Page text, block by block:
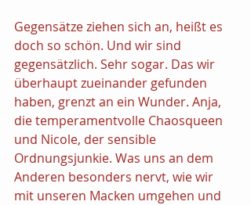
Gegensätze ziehen sich an, heißt es
doch so schön. Und wir sind
gegensätzlich. Sehr sogar. Das wir
überhaupt zueinander gefunden
haben, grenzt an ein Wunder. Anja,
die temperamentvolle Chaosqueen
und Nicole, der sensible
Ordnungsjunkie. Was uns an dem
Anderen besonders nervt, wie wir
mit unseren Macken umgehen und